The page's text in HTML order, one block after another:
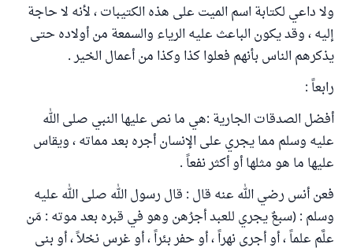
ولا داعي لكتابة اسم الميت على هذه الكتيبات ، لأنه لا حاجة
إليه ، وقد يكون الباعث عليه الرياء والسمعة من أولاده حتى
يذكرهم الناس بأنهم فعلوا كذا وكذا من أعمال الخير .
رابعاً :
أفضل الصدقات الجارية :هي ما نص عليها النبي صلى الله
عليه وسلم مما يجري على الإنسان أجره بعد مماته ، ويقاس
عليها ما هو مثلها أو أكثر نفعاً .
فعن أنس رضي الله عنه قال : قال رسول الله صلى الله عليه
وسلم : (سبعٌ يجري للعبد أجرُهن وهو في قبره بعد موته : مَن
علَّم علماً ، أو أجرى نهراً ، أو حفر بئراً ، أو غرس نخلاً ، أو بنى